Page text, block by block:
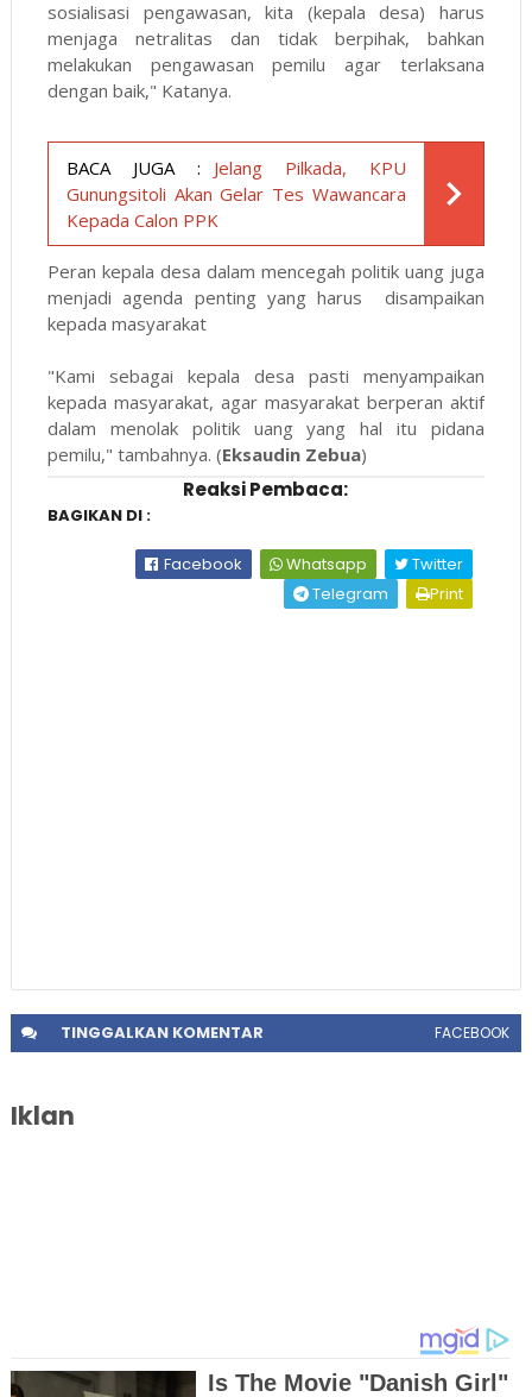
sosialisasi pengawasan, kita (kepala desa) harus
menjaga netralitas dan tidak berpihak, bahkan
melakukan pengawasan pemilu agar terlaksana
dengan baik," Katanya.
BACA JUGA :
Jelang Pilkada, KPU
Gunungsitoli Akan Gelar Tes Wawancara
Kepada Calon PPK
Peran kepala desa dalam mencegah politik uang juga
menjadi agenda penting yang harus disampaikan
kepada masyarakat
"Kami sebagai kepala desa pasti menyampaikan
kepada masyarakat, agar masyarakat berperan aktif
dalam menolak politik uang yang hal itu pidana
pemilu," tambahnya. (Eksaudin Zebua)
Reaksi Pembaca:
BAGIKAN DI :
Facebook Whatsapp
Twitter
Telegram
Print
TINGGALKANKOMENTAR FACEBOOK
Iklan